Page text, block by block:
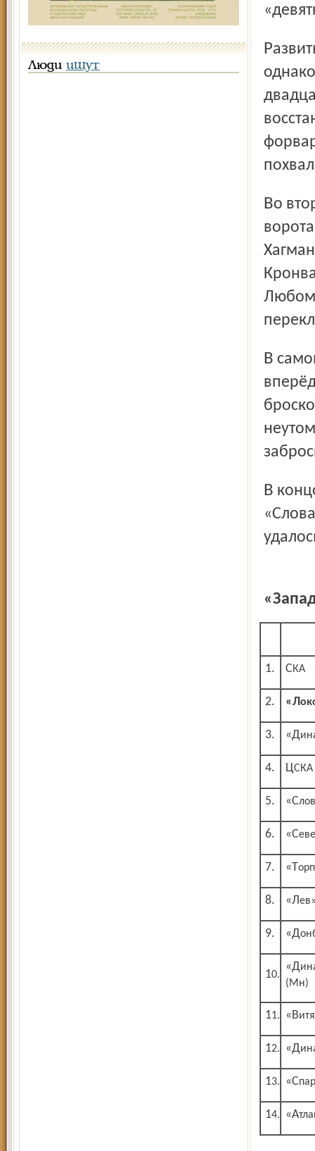
Люди ищут
Развить успех хозяевам льда «железнодорожники»,
Во втором периоде соперники ещё по разу поразили
В самом начале третьей двадцатиминутки вывести
В концовке игры «Локомотив» организовал штурм ворот
1. СКА
2.
3.
4. ЦСКА
5.
6.
7.
8.
9.
10.
«Динамо»
(Мн)
11.
12.
13.
14.